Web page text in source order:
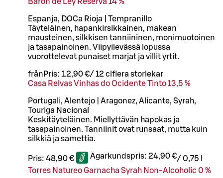
Espanja, DOCa Rioja | Tempranillo
Täyteläinen, hapankirsikkainen, makean
mausteinen, silkkisen tanniininen, monimuotoinen
ja tasapainoinen. Viipyilevässä lopussa
vuorottelevat punaiset marjat ja villit yrtit.
från Pris: 12,90 €/ 12 cl flera storlekar
Casa Relvas Vinhas do Ocidente Tinto 13,5 %
Portugali, Alentejo | Aragonez, Alicante, Syrah,
Touriga Nacional
Keskitäyteläinen. Miellyttävän hapokas ja
tasapainoinen. Tanniinit ovat runsaat, mutta kuin
silkkiä ja samettia.
Pris: 48,90 € Ägarkundspris: 24,90 €/ 0,75 l
Torres Natureo Garnacha Syrah Non-Alcoholic 0 %